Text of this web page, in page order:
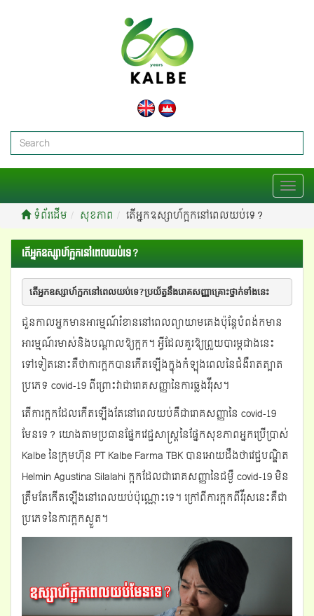
T
o
g
l
n
ទំព័រដើម សុខភាព តើអ្នកឧស្សាហ៍ក្អកនៅពេលយប់ទេ?
តើអ្នកឧស្សាហ៍ក្អកនៅពេលយប់ទេ?
តើអ្នកឧស្សាហ៍ក្អកនៅពេលយប់ទេ?ប្រយ័ត្ននឹងរោគសញ្ញាគ្រោះថ្នាក់ទាំងនេះ
ជួនកាលអ្នកមានអារម្មណ៍រំខាននៅពេលព្យាយាមគេងប៉ុន្តែបំពង់កមាន
អារម្មណ៍រមាស់និងបណ្តាលឱ្យក្អក។ អ្វីដែលគួរឱ្យព្រួយបារម្ភជាងនេះ
ទៅទៀតនោះគឺថាការក្អកបានកើតឡើងក្នុងកំឡុងពេលនៃជំងឺរាតត្បាត
ប្រភេទ covid-19 ពីព្រោះវាជារោគសញ្ញានៃការឆ្លងវីរុស។
តើការក្អកដែលកើតឡើងតែនៅពេលយប់គឺជារោគសញ្ញានៃ covid-19
មែនទេ? យោងតាមប្រធានផ្នែកវេជ្ជសាស្ត្រនៃផ្នែកសុខភាពអ្នកប្រើប្រាស់
Kalbe នៃក្រុមហ៊ុន PT Kalbe Farma TBK បានអោយដឹងថាវេជ្ជបណ្ឌិត
Helmin Agustina Silalahi ក្អកដែលជារោគសញ្ញានៃជម្ងឺ covid-19 មិន
ត្រឹមតែកើតឡើងនៅពេលយប់ប៉ុណ្ណោះទេ។ ក្រៅពីការក្អកពីវីរុសនេះគឺជា
ប្រភេទនៃការក្អកស្ងួត។